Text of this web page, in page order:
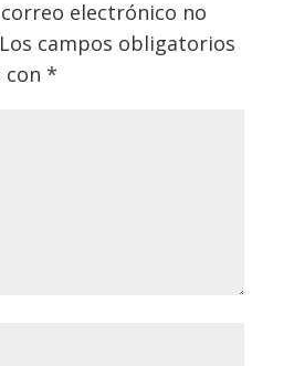
electrónico no
Los campos obligatorios
con *